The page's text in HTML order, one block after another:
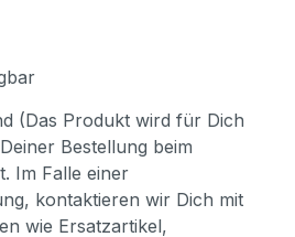
(Das Produkt wird für Dich
Bestellung beim
Im Falle einer
kontaktieren wir Dich mit
wie Ersatzartikel,